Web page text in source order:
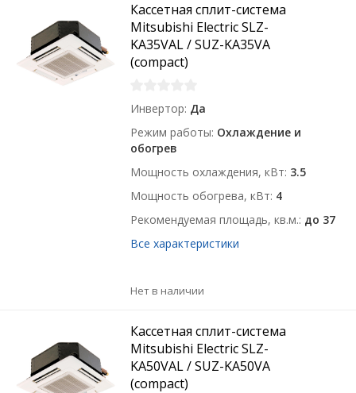
Кассетная сплит-система
Mitsubishi Electric SLZ-
KA35VAL / SUZ-KA35VA
(compact)
Инвертор Да
Режим работы Охлаждение и
обогрев
Мощность охлаждения, кВт 3.5
Мощность обогрева, кВт 4
Рекомендуемая площадь, кв.м. до 37
Все характеристики
Нет в наличии
Кассетная сплит-система
Mitsubishi Electric SLZ-
KA50VAL / SUZ-KA50VA
(compact)